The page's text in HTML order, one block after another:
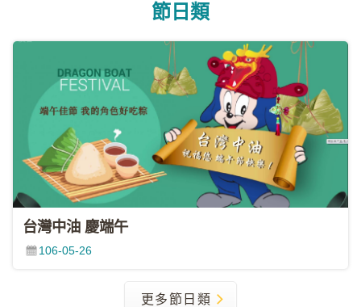
節日類
台灣中油 慶端午
106-05-26
更多節日類